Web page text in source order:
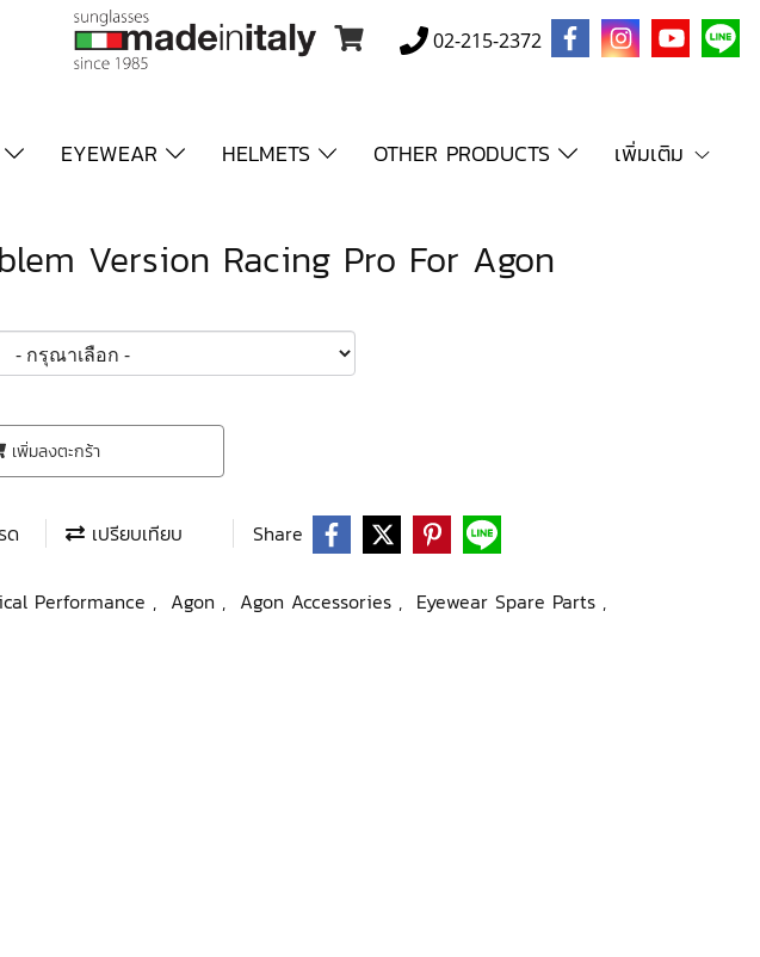
02-215-2372
EYEWEAR HELMETS OTHER PRODUCTS เพิ่มเติม
Version Racing Pro For Agon
เพิ่มลงตะกร้า
ด เปรียบเทียบ Share
Performance , Agon , Agon Accessories , Eyewear Spare Parts ,